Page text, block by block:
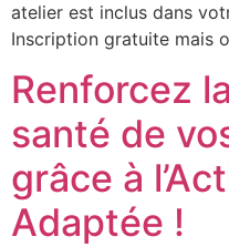
atelier est inclus dans
Inscription gratuite mais
Renforcez
santé de
grâce à
Adaptée !